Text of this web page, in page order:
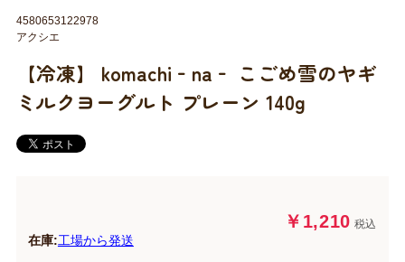
【冷凍】 komachi‐na‐ こごめ雪のヤギ
ミルクヨーグルト プレーン 140g
￥1,210 税込
在庫:工場から発送
4580653122978
アクシエ